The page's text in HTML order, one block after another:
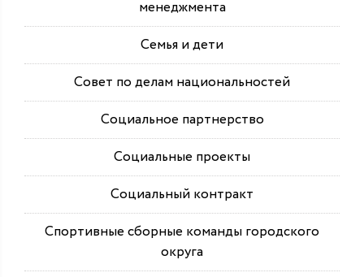
менеджмента
Семья и дети
Совет по делам национальностей
Социальное партнерство
Социальные проекты
Социальный контракт
Спортивные сборные команды городского
округа